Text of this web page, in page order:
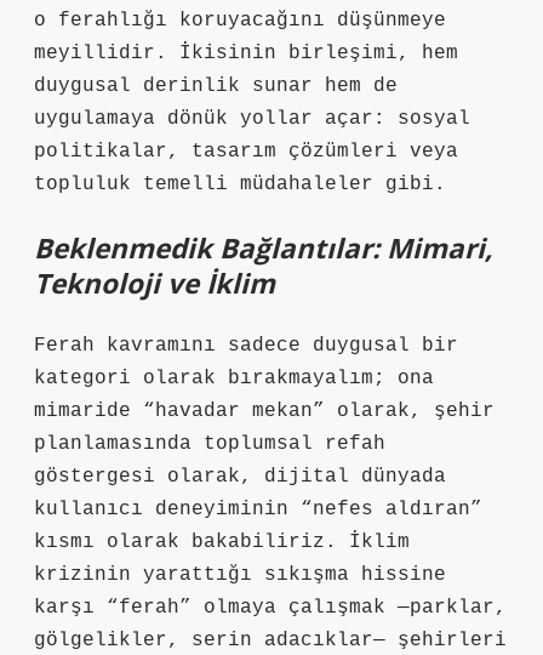
o ferahlığı koruyacağını düşünmeye
meyillidir. İkisinin birleşimi, hem
duygusal derinlik sunar hem de
uygulamaya dönük yollar açar: sosyal
politikalar, tasarım çözümleri veya
topluluk temelli müdahaleler gibi.
Beklenmedik Bağlantılar: Mimari,
Teknoloji ve İklim
Ferah kavramını sadece duygusal bir
kategori olarak bırakmayalım; ona
mimaride “havadar mekan” olarak, şehir
planlamasında toplumsal refah
göstergesi olarak, dijital dünyada
kullanıcı deneyiminin “nefes aldıran”
kısmı olarak bakabiliriz. İklim
krizinin yarattığı sıkışma hissine
karşı “ferah” olmaya çalışmak —parklar,
gölgelikler, serin adacıklar— şehirleri